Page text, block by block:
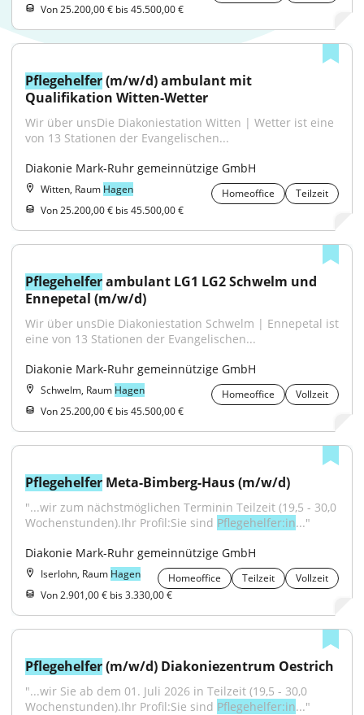
Von 25.200,00 € bis 45.500,00 €
Pflegehelfer (m/w/d) ambulant mit
Qualifikation Witten-Wetter
Wir über unsDie Diakoniestation Witten | Wetter ist eine
von 13 Stationen der Evangelischen...
Diakonie Mark-Ruhr gemeinnützige GmbH
Witten, Raum Hagen Homeoffice
Teilzeit
Von 25.200,00 € bis 45.500,00 €
Pflegehelfer ambulant LG1 LG2 Schwelm und
Ennepetal (m/w/d)
Wir über unsDie Diakoniestation Schwelm | Ennepetal ist
eine von 13 Stationen der Evangelischen...
Diakonie Mark-Ruhr gemeinnützige GmbH
Schwelm, Raum Hagen Homeoffice
Vollzeit
Von 25.200,00 € bis 45.500,00 €
Pflegehelfer Meta-Bimberg-Haus (m/w/d)
"...wir zum nächstmöglichen Terminin Teilzeit (19,5 - 30,0
Wochenstunden).Ihr Profil:Sie sind Pflegehelfer:in..."
Diakonie Mark-Ruhr gemeinnützige GmbH
Iserlohn, Raum Hagen Homeoffice Teilzeit
Vollzeit
Von 2.901,00 € bis 3.330,00 €
Pflegehelfer (m/w/d) Diakoniezentrum Oestrich
"...wir Sie ab dem 01. Juli 2026 in Teilzeit (19,5 - 30,0
Wochenstunden).Ihr Profil:Sie sind Pflegehelfer:in..."